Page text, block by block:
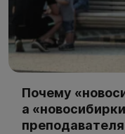
Почему
а